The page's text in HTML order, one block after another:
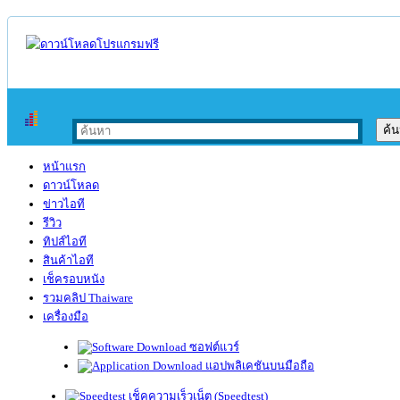
หน้าแรก
ดาวน์โหลด
ข่าวไอที
รีวิว
ทิปส์ไอที
สินค้าไอที
เช็ครอบหนัง
รวมคลิป Thaiware
เครื่องมือ
ซอฟต์แวร์
แอปพลิเคชันบนมือถือ
เช็คความเร็วเน็ต (Speedtest)